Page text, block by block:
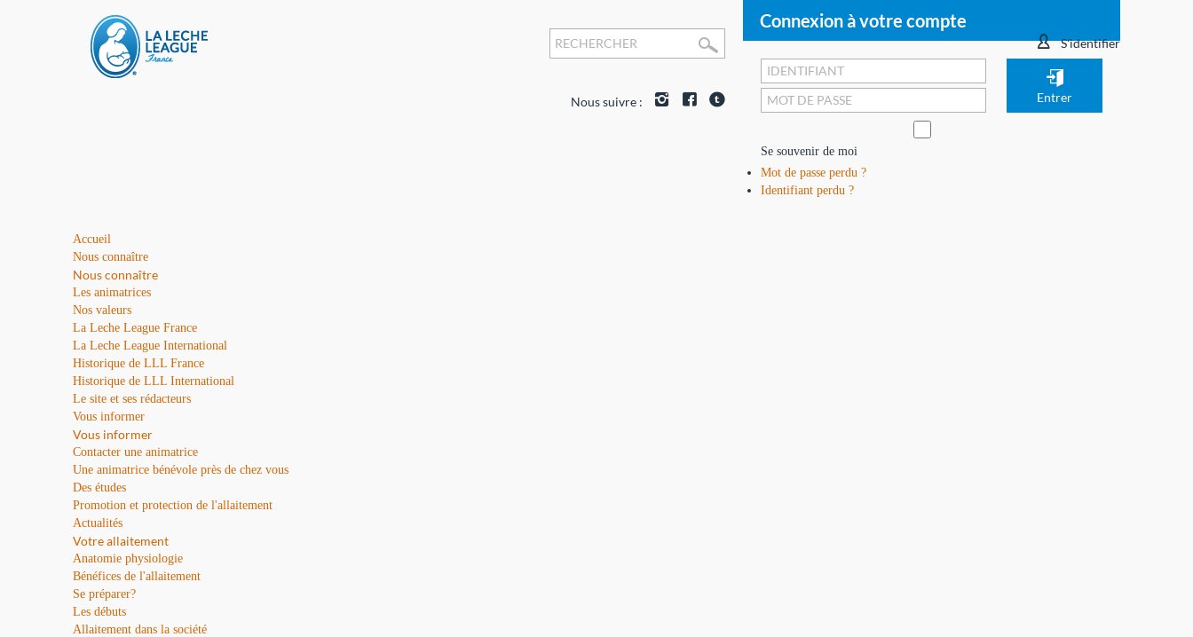
S'identifier
Connexion à votre compte
Se souvenir de moi
Mot de passe perdu ?
Identifiant perdu ?
Nous suivre :
Accueil
Nous connaître
Nous connaître
Les animatrices
Nos valeurs
La Leche League France
La Leche League International
Historique de LLL France
Historique de LLL International
Le site et ses rédacteurs
Vous informer
Vous informer
Contacter une animatrice
Une animatrice bénévole près de chez vous
Des études
Promotion et protection de l'allaitement
Actualités
Votre allaitement
Anatomie physiologie
Bénéfices de l'allaitement
Se préparer?
Les débuts
Allaitement dans la société